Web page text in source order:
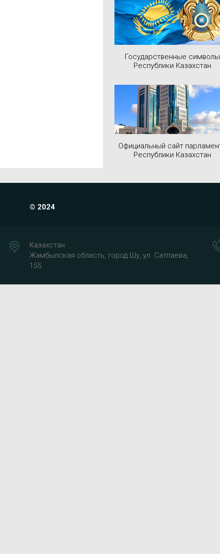
Государственные символы
Республики Казахстан
Официальный сайт
Республики Казахстан
© 2024
Казахстан
Жамбылская область, город Шу, ул. Сатпаева,
155